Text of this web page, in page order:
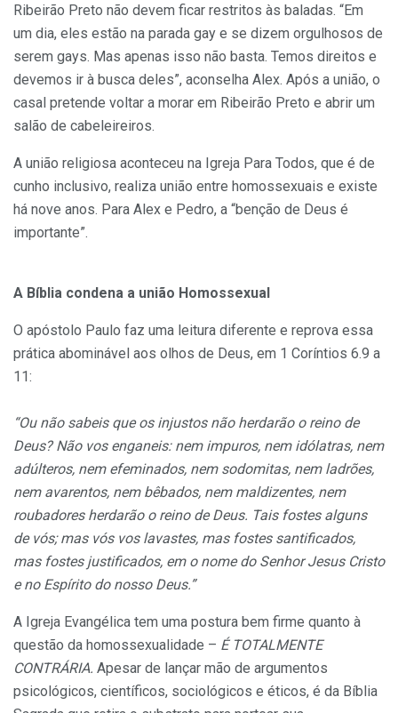
Ribeirão Preto não devem ficar restritos às baladas. “Em
um dia, eles estão na parada gay e se dizem orgulhosos de
serem gays. Mas apenas isso não basta. Temos direitos e
devemos ir à busca deles”, aconselha Alex. Após a união, o
casal pretende voltar a morar em Ribeirão Preto e abrir um
salão de cabeleireiros.
A união religiosa aconteceu na Igreja Para Todos, que é de
cunho inclusivo, realiza união entre homossexuais e existe
há nove anos. Para Alex e Pedro, a “benção de Deus é
importante”.
A Bíblia condena a união Homossexual
O apóstolo Paulo faz uma leitura diferente e reprova essa
prática abominável aos olhos de Deus, em 1 Coríntios 6.9 a
11:
“Ou não sabeis que os injustos não herdarão o reino de
Deus? Não vos enganeis: nem impuros, nem idólatras, nem
adúlteros, nem efeminados, nem sodomitas, nem ladrões,
nem avarentos, nem bêbados, nem maldizentes, nem
roubadores herdarão o reino de Deus. Tais fostes alguns
de vós; mas vós vos lavastes, mas fostes santificados,
mas fostes justificados, em o nome do Senhor Jesus Cristo
e no Espírito do nosso Deus.”
A Igreja Evangélica tem uma postura bem firme quanto à
questão da homossexualidade – É TOTALMENTE
CONTRÁRIA. Apesar de lançar mão de argumentos
psicológicos, científicos, sociológicos e éticos, é da Bíblia